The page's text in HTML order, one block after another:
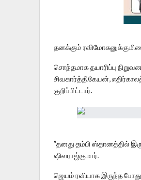
தனக்கும்
சொந்தமாக தயாரிப்பு
சிவகார்த்திகேயன்,
குறிப்பிட்டார்.
”தனது தம்பி ஸ்தானத்தில்
ஷிவராஜ்குமார்.
ஜெயம் ரவியாக இருந்த